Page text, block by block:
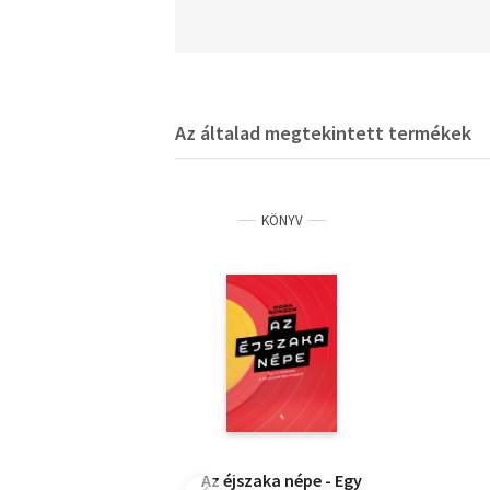
Az általad megtekintett termékek
KÖNYV
Az éjszaka népe - Egy